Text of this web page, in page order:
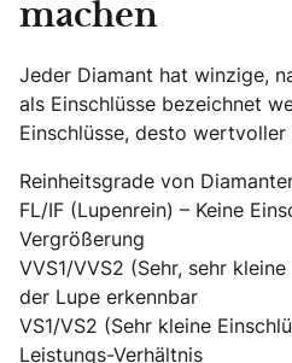
machen
Jeder Diamant hat winzige,
als Einschlüsse bezeichnet
Einschlüsse, desto wertvoller
Reinheitsgrade von
FL/IF (Lupenrein) – Keine
Vergrößerung
VVS1/VVS2 (Sehr, sehr
der Lupe erkennbar
VS1/VS2 (Sehr kleine
Leistungs-Verhältnis